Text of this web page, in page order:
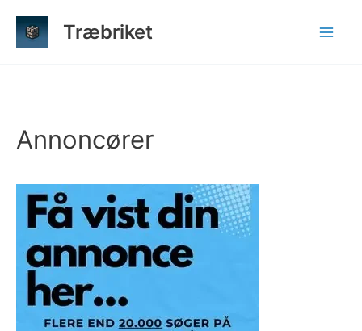
Træbriket
Annoncører